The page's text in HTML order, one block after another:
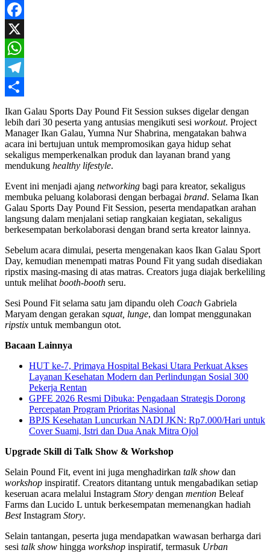
Yahoo
Mail
Facebook
X
WhatsApp
Telegram
Share
Ikan Galau Sports Day Pound Fit Session sukses digelar dengan
lebih dari 30 peserta yang antusias mengikuti sesi workout. Project
Manager Ikan Galau, Yumna Nur Shabrina, mengatakan bahwa
acara ini bertujuan untuk mempromosikan gaya hidup sehat
sekaligus memperkenalkan produk dan layanan brand yang
mendukung healthy lifestyle.
Event ini menjadi ajang networking bagi para kreator, sekaligus
membuka peluang kolaborasi dengan berbagai brand. Selama Ikan
Galau Sports Day Pound Fit Session, peserta mendapatkan arahan
langsung dalam menjalani setiap rangkaian kegiatan, sekaligus
berkesempatan berkolaborasi dengan brand serta kreator lainnya.
Sebelum acara dimulai, peserta mengenakan kaos Ikan Galau Sport
Day, kemudian menempati matras Pound Fit yang sudah disediakan
ripstix masing-masing di atas matras. Creators juga diajak berkeliling
untuk melihat booth-booth seru.
Sesi Pound Fit selama satu jam dipandu oleh Coach Gabriela
Maryam dengan gerakan squat, lunge, dan lompat menggunakan
ripstix untuk membangun otot.
Bacaan Lainnya
HUT ke-7, Primaya Hospital Bekasi Utara Perkuat Akses
Layanan Kesehatan Modern dan Perlindungan Sosial 300
Pekerja Rentan
GPFE 2026 Resmi Dibuka: Pengadaan Strategis Dorong
Percepatan Program Prioritas Nasional
BPJS Kesehatan Luncurkan NADI JKN: Rp7.000/Hari untuk
Cover Suami, Istri dan Dua Anak Mitra Ojol
Upgrade Skill di Talk Show & Workshop
Selain Pound Fit, event ini juga menghadirkan talk show dan
workshop inspiratif. Creators ditantang untuk mengabadikan setiap
keseruan acara melalui Instagram Story dengan mention Beleaf
Farms dan Lucido L untuk berkesempatan memenangkan hadiah
BestInstagram Story.
Selain tantangan, peserta juga mendapatkan wawasan berharga dari
sesi talk show hingga workshop inspiratif, termasuk Urban